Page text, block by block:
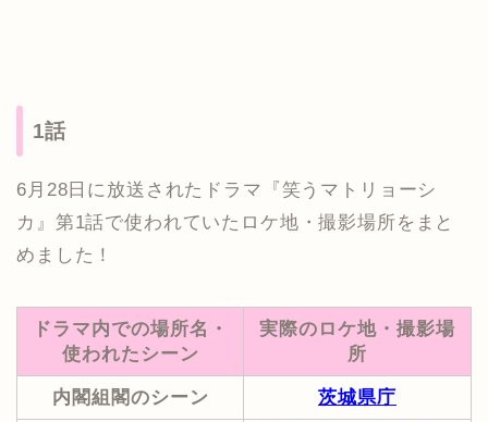
1話
6月28日に放送されたドラマ『笑うマトリョーシ
カ』第1話で使われていたロケ地・撮影場所をまと
めました！
ドラマ内での場所名・
使われたシーン
実際のロケ地・撮影場
所
内閣組閣のシーン 茨城県庁